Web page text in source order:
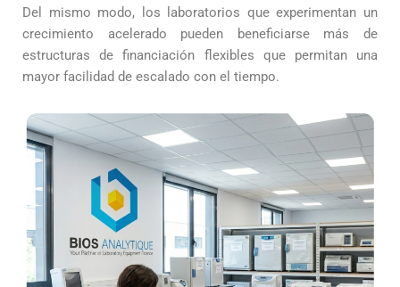
Del mismo modo, los laboratorios que experimentan un
crecimiento acelerado pueden beneficiarse más de
estructuras de financiación flexibles que permitan una
mayor facilidad de escalado con el tiempo.